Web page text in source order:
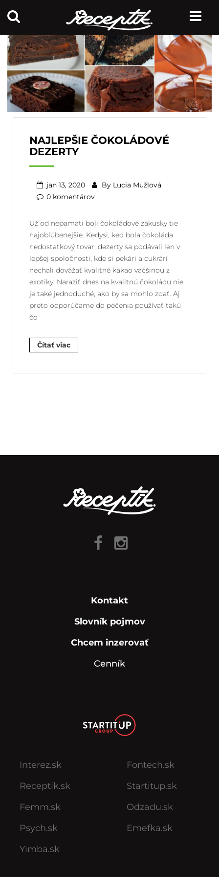
NAJLEPŠIE ČOKOLÁDOVÉ
DEZERTY
jan 13, 2020 By Lucia Mužlová
0 komentárov
Už od nepamäti boli čokoládové zákusky tie
najobľúbenejšie. Kedysi, keď bola čokoláda
nedostatkový tovar, dezerty sa podávali len v
lepšej spoločnosti, kde si pekári a cukrári
nechali dovážať kvalitné kakao väčšinou z
exotiky. Naraziť dnes na kvalitnú čokoládu nie
je také jednoduché, ako by sa mohlo zdať. Aj
preto odporúčame do pečenia používať takú
čo
Čítať viac
Kontakt
Slovník pojmov
Chcem inzerovať
Cenník
Interez.sk
Receptik.sk
Femm.sk
Psych.sk
Yimba.sk
Fontech.sk
Startitup.sk
Odzadu.sk
Emefka.sk